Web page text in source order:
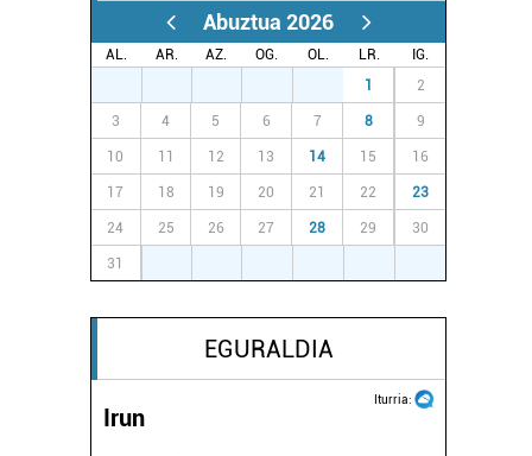
Abuztua 2026
AL. AR. AZ. OG. OL. LR.
IG.
1 2
3 4 5 6 7 8 9
10 11 12 13 14 15 16
17 18 19 20 21 22 23
24 25 26 27 28 29 30
31
EGURALDIA
Iturria:
Irun